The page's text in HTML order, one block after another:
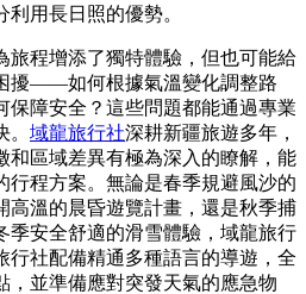
用長日照的優勢。
旅程增添了獨特體驗，但也可能給
擾——如何根據氣溫變化調整路
保障安全？這些問題都能通過專業
域龍旅行社深耕新疆旅遊多年，
和區域差異有極為深入的瞭解，能
行程方案。無論是春季規避風沙的
高溫的晨昏遊覽計畫，還是秋季捕
季安全舒適的滑雪體驗，域龍旅行
行社配備精通多種語言的導遊，全
，並準備應對突發天氣的應急物